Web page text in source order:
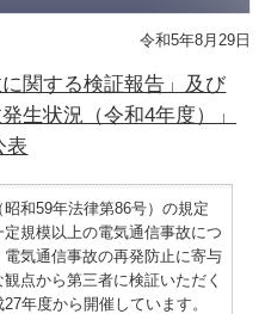
令和5年8月29日
関する検証報告」及び
生状況（令和4年度）」
表
和59年法律第86号）の規定
規模以上の電気通信事故につ
気通信事故の再発防止に寄与
点から第三者に検証いただく
年度から開催しています。